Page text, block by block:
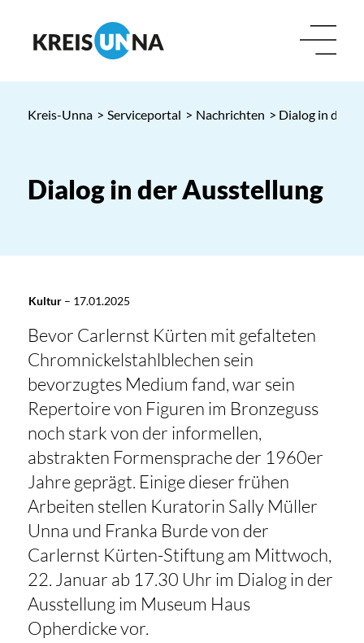
Kreis-Unna > Serviceportal > Nachrichten > Dialog in der
Dialog in der Ausstellung
Kultur– 17.01.2025
Bevor Carlernst Kürten mit gefalteten
Chromnickelstahlblechen sein
bevorzugtes Medium fand, war sein
Repertoire von Figuren im Bronzeguss
noch stark von der informellen,
abstrakten Formensprache der 1960er
Jahre geprägt. Einige dieser frühen
Arbeiten stellen Kuratorin Sally Müller
Unna und Franka Burde von der
Carlernst Kürten-Stiftung am Mittwoch,
22. Januar ab 17.30 Uhr im Dialog in der
Ausstellung im Museum Haus
Opherdicke vor.